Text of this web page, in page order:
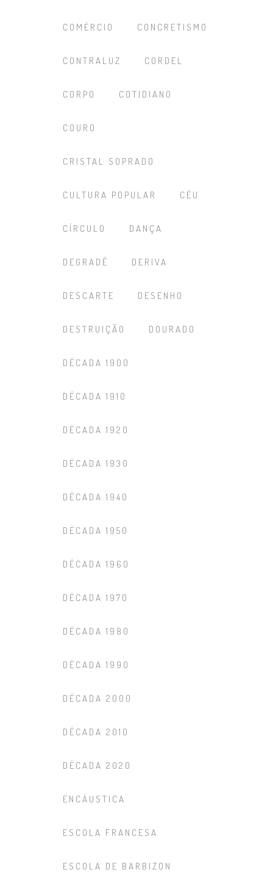
COMÉRCIO CONCRETISMO
CONTRALUZ CORDEL
CORPO COTIDIANO
COURO
CRISTAL SOPRADO
CULTURA POPULAR CÉU
CÍRCULO DANÇA
DEGRADÊ DERIVA
DESCARTE DESENHO
DESTRUIÇÃO DOURADO
DÉCADA 1900
DÉCADA 1910
DÉCADA 1920
DÉCADA 1930
DÉCADA 1940
DÉCADA 1950
DÉCADA 1960
DÉCADA 1970
DÉCADA 1980
DÉCADA 1990
DÉCADA 2000
DÉCADA 2010
DÉCADA 2020
ENCÁUSTICA
ESCOLA FRANCESA
ESCOLA DE BARBIZON